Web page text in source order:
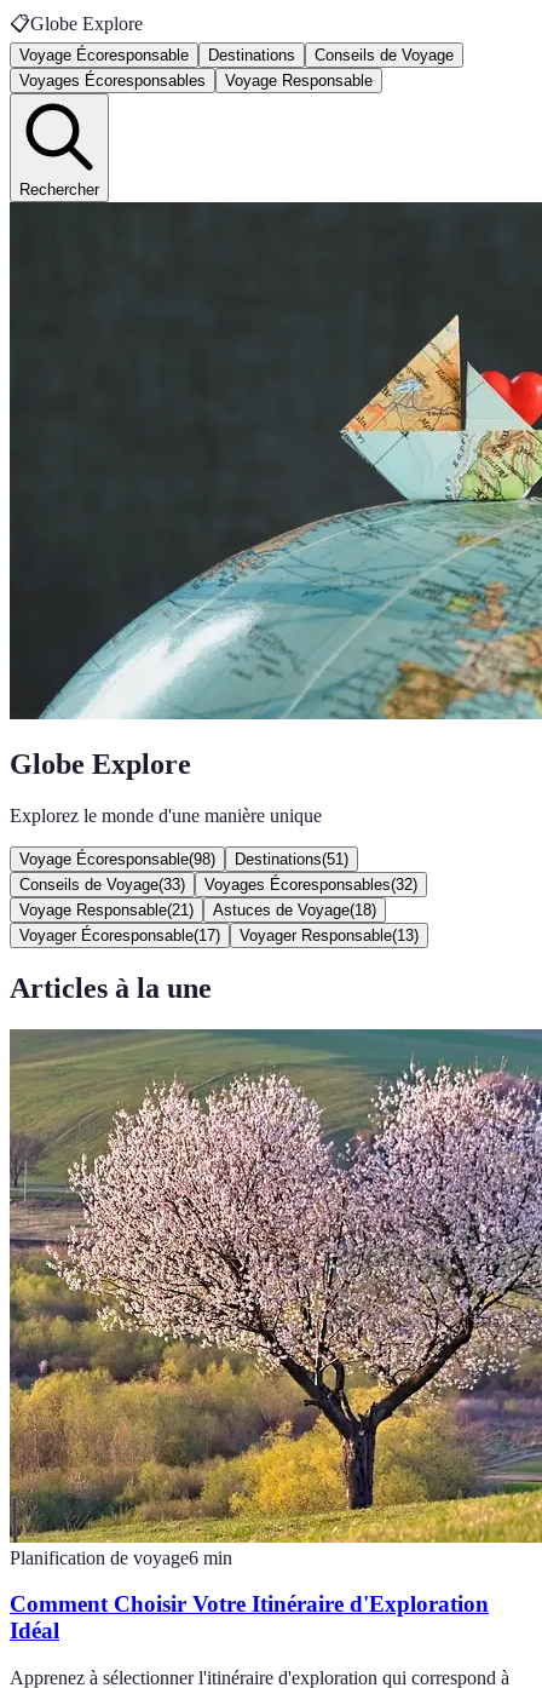
📋Globe Explore
Voyage Écoresponsable Destinations
Conseils de Voyage
Voyages Écoresponsables
Voyage Responsable
Rechercher
Globe Explore
Explorez le monde d'une manière unique
Voyage Écoresponsable(98) Destinations(51 )
Conseils de Voyage(33) Voyages Écoresponsables(32)
Voyage Responsable(21 ) Astuces de Voyage(18)
Voyager Écoresponsable(17) Voyager Responsable(13)
Articles à la une
Planification de voyage6 min
Comment Choisir Votre Itinéraire d'Exploration
Idéal
Apprenez à sélectionner l'itinéraire d'exploration qui correspond à